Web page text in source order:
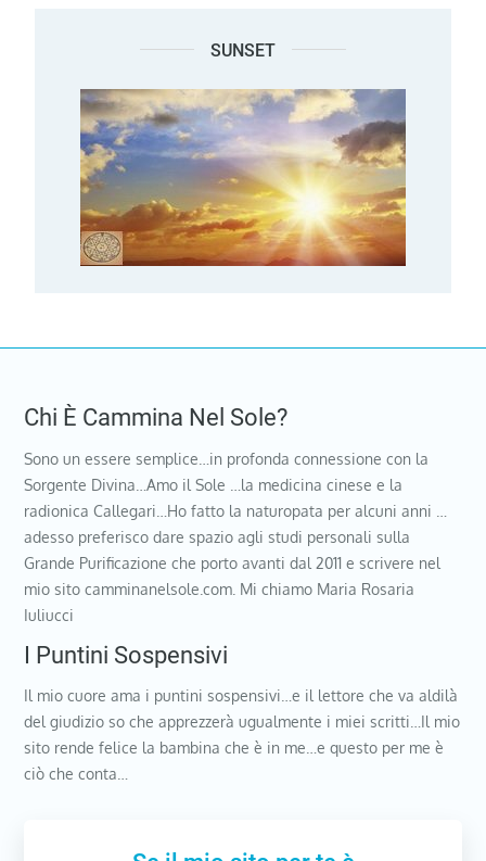
SUNSET
Chi È Cammina Nel Sole?
Sono un essere semplice…in profonda connessione con la
Sorgente Divina…Amo il Sole …la medicina cinese e la
radionica Callegari…Ho fatto la naturopata per alcuni anni …
adesso preferisco dare spazio agli studi personali sulla
Grande Purificazione che porto avanti dal 2011 e scrivere nel
mio sito camminanelsole.com. Mi chiamo Maria Rosaria
Iuliucci
I Puntini Sospensivi
Il mio cuore ama i puntini sospensivi…e il lettore che va aldilà
del giudizio so che apprezzerà ugualmente i miei scritti…Il mio
sito rende felice la bambina che è in me…e questo per me è
ciò che conta…